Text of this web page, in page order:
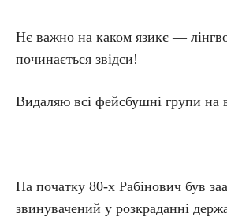
Нє важно на каком язикє —
починається звідси!
Видаляю всі фейсбушні групи на
На початку 80-х Рабінович був
звинувачений у розкраданні